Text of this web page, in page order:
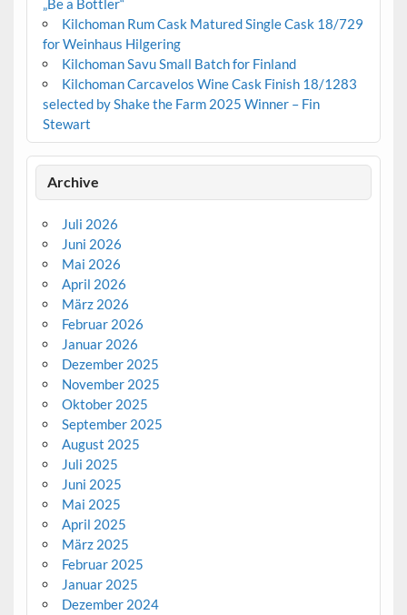
„Be a Bottler“
Kilchoman Rum Cask Matured Single Cask 18/729
for Weinhaus Hilgering
Kilchoman Savu Small Batch for Finland
Kilchoman Carcavelos Wine Cask Finish 18/1283
selected by Shake the Farm 2025 Winner – Fin
Stewart
Archive
Juli 2026
Juni 2026
Mai 2026
April 2026
März 2026
Februar 2026
Januar 2026
Dezember 2025
November 2025
Oktober 2025
September 2025
August 2025
Juli 2025
Juni 2025
Mai 2025
April 2025
März 2025
Februar 2025
Januar 2025
Dezember 2024